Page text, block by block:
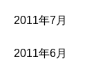
2011年7月
2011年6月